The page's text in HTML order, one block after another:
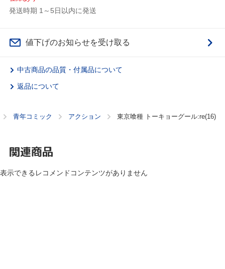
発送時期 1～5日以内に発送
値下げのお知らせを受け取る
中古商品の品質・付属品について
返品について
青年コミック アクション 東京喰種 トーキョーグール:re(16)
関連商品
表示できるレコメンドコンテンツがありません